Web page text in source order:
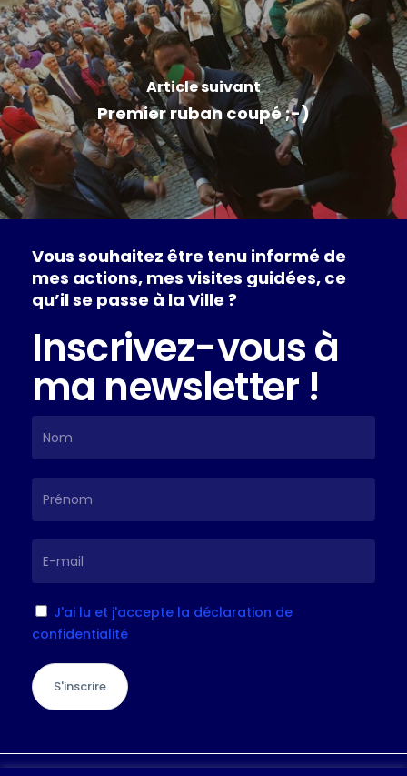
Article suivant
Premier ruban coupé ;-)
Vous souhaitez être tenu informé de
mes actions, mes visites guidées, ce
qu’ilse passe à la Ville?
Inscrivez-vous à
ma newsletter !
J'ai lu et j'accepte la déclaration de
confidentialité
S'inscrire